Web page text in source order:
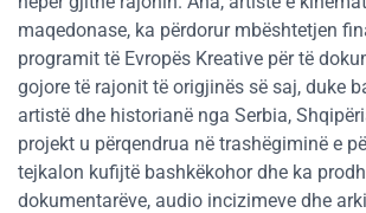
maqedonase, ka përdorur mbështetjen
programit të Evropës Kreative për të
gojore të rajonit të origjinës së saj, duke
artistë dhe historianë nga Serbia,
projekt u përqendrua në trashëgiminë e
tejkalon kufijtë bashkëkohor dhe ka
dokumentarëve, audio incizimeve dhe